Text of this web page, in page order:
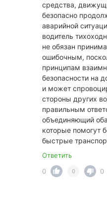
средства,
безопасно
аварийной
водитель
не обязан
ошибочным,
принципам
безопасности на
и может
стороны других
правильным
объединяющий
которые помогут
быстрые
Ответить
0
0 0